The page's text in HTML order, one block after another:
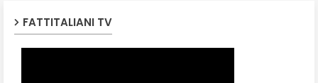
FATTITALIANI TV